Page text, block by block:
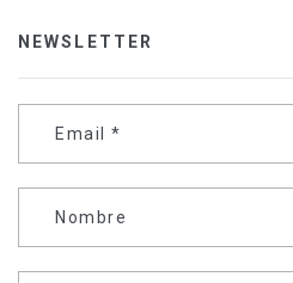
NEWSLETTER
Email *
Nombre